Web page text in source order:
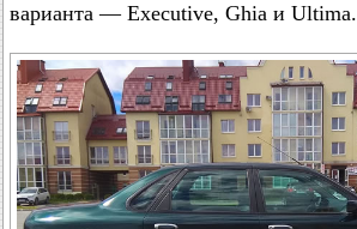
варианта — Executive, Ghia и Ultima.